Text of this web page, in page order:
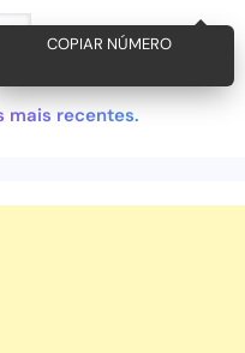
COPIAR NÚMERO
mais recentes.